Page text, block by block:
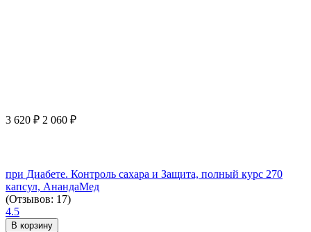
3 620 ₽ 2 060 ₽
при Диабете. Контроль сахара и Защита, полный курс 270
капсул, АнандаМед
(Отзывов: 17)
4.5
В корзину